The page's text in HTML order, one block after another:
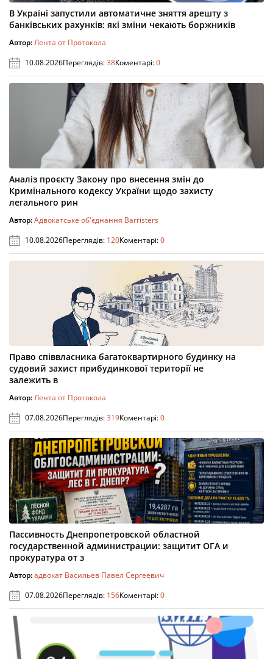
В Україні запустили автоматичне зняття арешту з
банківських рахунків: які зміни чекають боржників
Автор:Лента от Протокола
10.08.2026Переглядів:38Коментарі:0
Аналіз проєкту Закону про внесення змін до
Кримінального кодексу України щодо захисту
легального рин
Автор:Адвокатське об'єднання Barristers
10.08.2026Переглядів: 120Коментарі:0
Право співвласника багатоквартирного будинку на
судовий захист прибудинкової території не
залежить в
Автор:Лента от Протокола
07.08.2026Переглядів:319Коментарі:0
Пассивность Днепропетровской областной
государственной администрации: защитит ОГА и
прокуратура от з
Автор:адвокат Васильев Павел Сергеевич
07.08.2026Переглядів: 156Коментарі:0